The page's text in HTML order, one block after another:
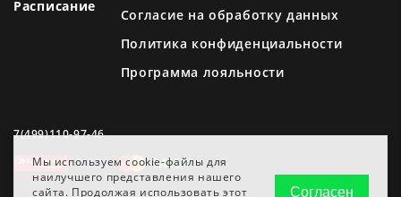
Мы используем cookie-файлы для
наилучшего представления нашего
сайта. Продолжая использовать этот
Согласен
Расписание
Согласие на обработку данных
Политика конфиденциальности
Программа лояльности
7(499)110-97-46